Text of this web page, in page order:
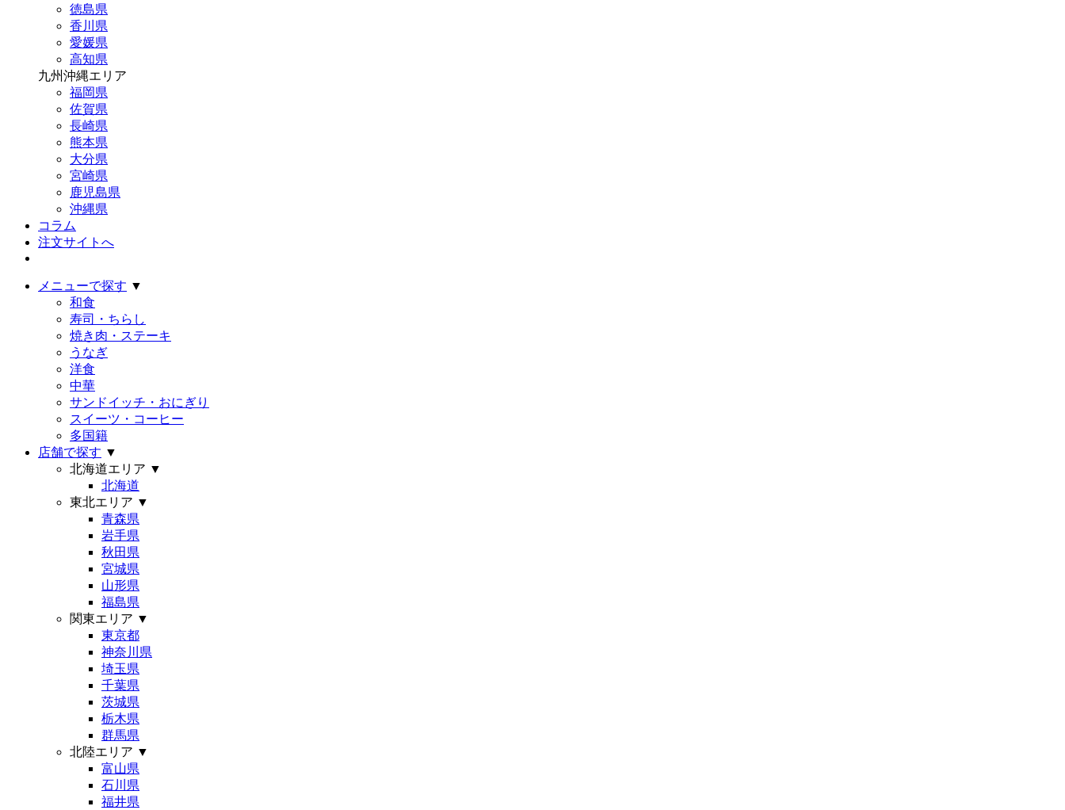
徳島県
香川県
愛媛県
高知県
九州沖縄エリア
福岡県
佐賀県
長崎県
熊本県
大分県
宮崎県
鹿児島県
沖縄県
コラム
注文サイトへ
メニューで探す ▼
和食
寿司・ちらし
焼き肉・ステーキ
うなぎ
洋食
中華
サンドイッチ・おにぎり
スイーツ・コーヒー
多国籍
店舗で探す ▼
北海道エリア ▼
北海道
東北エリア ▼
青森県
岩手県
秋田県
宮城県
山形県
福島県
関東エリア ▼
東京都
神奈川県
埼玉県
千葉県
茨城県
栃木県
群馬県
北陸エリア ▼
富山県
石川県
福井県